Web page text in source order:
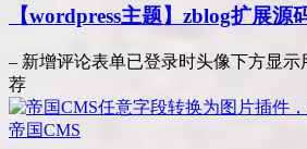
【wordpress主题】zblog扩展
– 新增评论表单已登录时头像下方显
荐
帝国CMS